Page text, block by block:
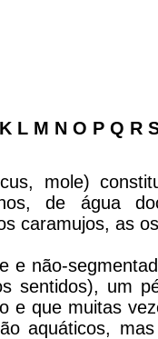
L M N O PQ R
mole)
de água
caramujos, as
e não-
sentidos), um
e que muitas
aquáticos,